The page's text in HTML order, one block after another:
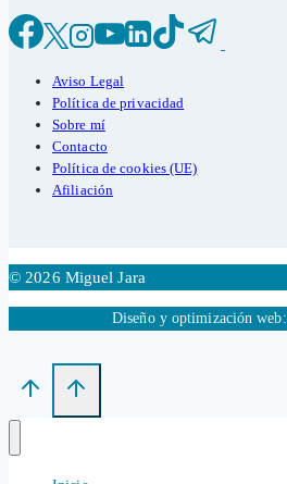
Aviso Legal
Política de privacidad
Sobre mí
Contacto
Política de cookies (UE)
Afiliación
© 2026 Miguel Jara
Diseño y optimización web: